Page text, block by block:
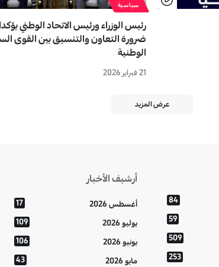
سياسية
رئيس الوزراء ورئيس الاتحاد الوطني
ضرورة التعاون والتنسيق بين القوى
الوطنية
21 فبراير 2026
عرض المزيد
84
59
509
253
أرشيف الأخبار
أغسطس 2026 17
يوليو 2026 109
يونيو 2026 106
مايو 2026 43